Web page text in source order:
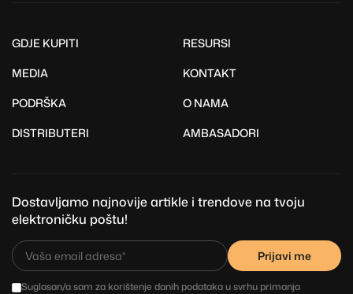
GDJE KUPITI
RESURSI
MEDIA
KONTAKT
PODRŠKA
O NAMA
DISTRIBUTERI
AMBASADORI
Dostavljamo najnovije artikle i trendove na tvoju
elektroničku poštu!
Prijavi me
Suglasan/a sam za korištenje danih podataka u svrhu primanja